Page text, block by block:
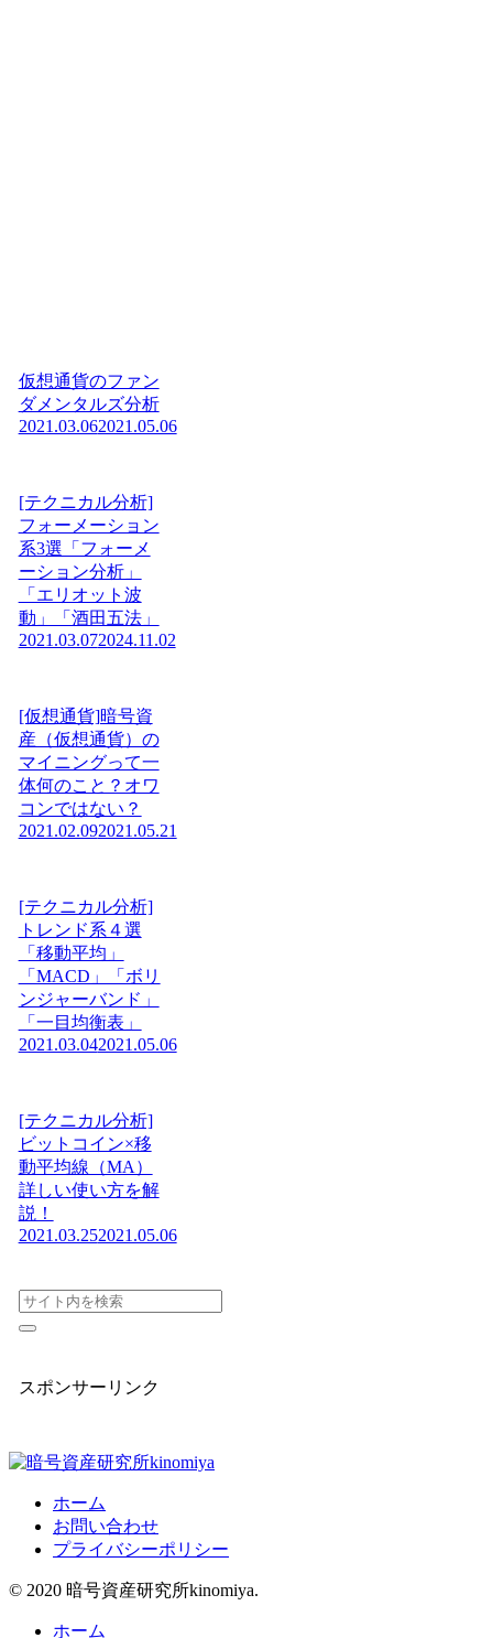
仮想通貨のファン
ダメンタルズ分析
2021.03.062021.05.06
[テクニカル分析]
フォーメーション
系3選「フォーメ
ーション分析」
「エリオット波
動」「酒田五法」
2021.03.072024.11.02
[仮想通貨]暗号資
産（仮想通貨）の
マイニングって一
体何のこと？オワ
コンではない？
2021.02.092021.05.21
[テクニカル分析]
トレンド系４選
「移動平均」
「MACD」「ボリ
ンジャーバンド」
「一目均衡表」
2021.03.042021.05.06
[テクニカル分析]
ビットコイン×移
動平均線（MA）
詳しい使い方を解
説！
2021.03.252021.05.06
スポンサーリンク
ホーム
お問い合わせ
プライバシーポリシー
© 2020 暗号資産研究所kinomiya.
ホーム